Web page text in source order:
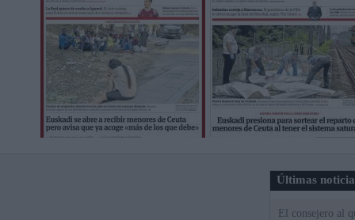
Últimas
El consejero al